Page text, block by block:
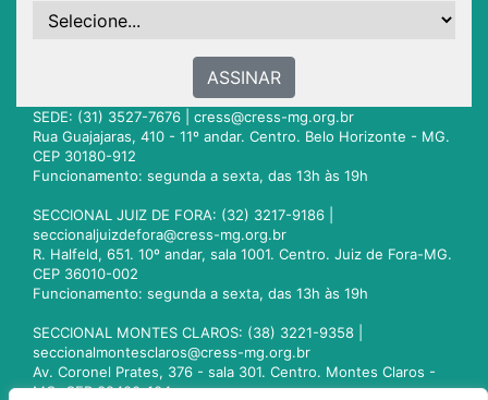
ASSINAR
SEDE: (31) 3527-7676 | cress@cress-mg.org.br
Rua Guajajaras, 410 - 11º andar. Centro. Belo Horizonte - MG.
CEP 30180-912
Funcionamento: segunda a sexta, das 13h às 19h
SECCIONAL JUIZ DE FORA: (32) 3217-9186 |
seccionaljuizdefora@cress-mg.org.br
R. Halfeld, 651. 10º andar, sala 1001. Centro. Juiz de Fora-MG.
CEP 36010-002
Funcionamento: segunda a sexta, das 13h às 19h
SECCIONAL MONTES CLAROS: (38) 3221-9358 |
seccionalmontesclaros@cress-mg.org.br
Av. Coronel Prates, 376 - sala 301. Centro. Montes Claros -
MG. CEP 39400-104